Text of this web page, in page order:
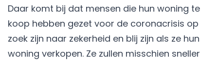
Daar komt bij dat mensen die hun woning te
koop hebben gezet voor de coronacrisis op
zoek zijn naar zekerheid en blij zijn als ze hun
woning verkopen. Ze zullen misschien sneller